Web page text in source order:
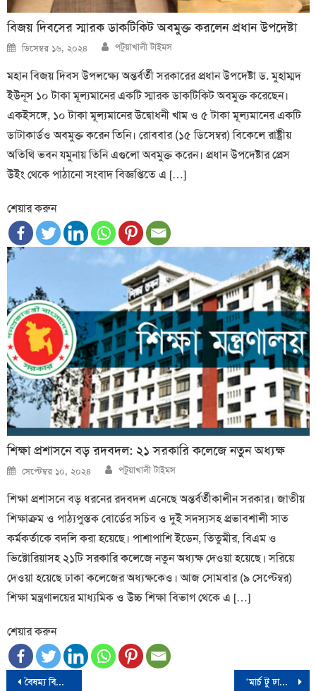
বিজয় দিবসের স্মারক ডাকটিকিট অবমুক্ত করলেন প্রধান উপদেষ্টা
Posted
on
ডিসেম্বর ১৬, ২০২৪ Author
পটুয়াখালী টাইমস
মহান বিজয় দিবস উপলক্ষ্যে অন্তর্বর্তী সরকারের প্রধান উপদেষ্টা ড. মুহাম্মদ
ইউনূস ১০ টাকা মূল্যমানের একটি স্মারক ডাকটিকিট অবমুক্ত করেছেন।
একইসঙ্গে, ১০ টাকা মূল্যমানের উদ্বোধনী খাম ও ৫ টাকা মূল্যমানের একটি
ডাটাকার্ডও অবমুক্ত করেন তিনি। রোববার (১৫ ডিসেম্বর) বিকেলে রাষ্ট্রীয়
অতিথি ভবন যমুনায় তিনি এগুলো অবমুক্ত করেন। প্রধান উপদেষ্টার প্রেস
উইং থেকে পাঠানো সংবাদ বিজ্ঞপ্তিতে এ […]
শেয়ার করুন
শিক্ষা প্রশাসনে বড় রদবদল: ২১ সরকারি কলেজে নতুন অধ্যক্ষ
Posted
on
সেপ্টেম্বর ১০, ২০২৪ Author
পটুয়াখালী টাইমস
শিক্ষা প্রশাসনে বড় ধরনের রদবদল এনেছে অন্তর্বর্তীকালীন সরকার। জাতীয়
শিক্ষাক্রম ও পাঠ্যপুস্তক বোর্ডের সচিব ও দুই সদস্যসহ প্রভাবশালী সাত
কর্মকর্তাকে বদলি করা হয়েছে। পাশাপাশি ইডেন, তিতুমীর, বিএম ও
ভিক্টোরিয়াসহ ২১টি সরকারি কলেজে নতুন অধ্যক্ষ দেওয়া হয়েছে। সরিয়ে
দেওয়া হয়েছে ঢাকা কলেজের অধ্যক্ষকেও। আজ সোমবার (৯ সেপ্টেম্বর)
শিক্ষা মন্ত্রণালয়ের মাধ্যমিক ও উচ্চ শিক্ষা বিভাগ থেকে এ […]
শেয়ার করুন
Post বৈষম্য বিরোধী ছাত্র আন্দোলনের সমর্থনে প্রবাসীদের রেমিট্যান্স বর্জনের খবর আন্তর্জাতিক গনমাধ্যমে ‘মার্চ টু ঢাকা’ কর্মসূচি ৫ আগস্ট